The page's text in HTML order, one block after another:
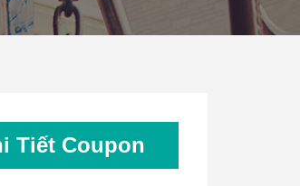
Tiết Coupon